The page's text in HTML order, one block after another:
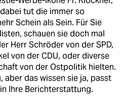
tut die immer so
Schein als Sein. Für Sie
schauen sie doch mal
Herr Schröder von der SPD,
von der CDU, oder diverse
von der Ostpolitik hielten.
aber das wissen sie ja, passt
Ihre Berichterstattung.